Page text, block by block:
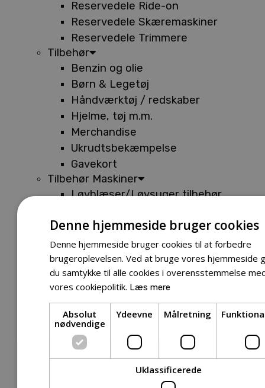
Reservedele Ride-on
Reservedele Skæremaskiner
Reservedele Trimmere
Tilbehør
Benzin og olie
Børn & Legetøj
Håndværktøj / redskaber
Hjelme, tøj m.m.
Merchandise
Ukrudtsbekæmpelse
Gavekort
Tilbehør Maskiner
Løvblæser/Løvsuger tilbehør
Tilbehør Buskryddere og Trimmere
Tilbehør Entreprenørudstyr
Tilbehør Havetraktor
Tilbehør Hækkeklippere
Tilbehør Motorsav
Tilbehør Kæder
Tilbehør Sværd
Tilbehør Rengøringsmaskiner
Tilbehør Robotplæneklipper
Denne hjemmeside bruger cookies
Denne hjemmeside bruger cookies til at forbedre
brugeroplevelsen. Ved at bruge vores hjemmeside
du samtykke til alle cookies i overensstemmelse
vores cookiepolitik. Læs mere
Absolut
nødvendige
Ydeevne Målretning
Uklassificerede